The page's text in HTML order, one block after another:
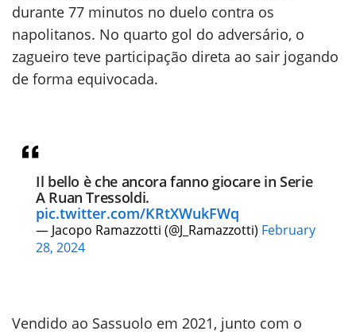
durante 77 minutos no duelo contra os
napolitanos. No quarto gol do adversário, o
zagueiro teve participação direta ao sair jogando
de forma equivocada.
Il bello è che ancora fanno giocare in Serie
A Ruan Tressoldi.
pic.twitter.com/KRtXWukFWq
— Jacopo Ramazzotti (@J_Ramazzotti) February
28, 2024
Vendido ao Sassuolo em 2021, junto com o